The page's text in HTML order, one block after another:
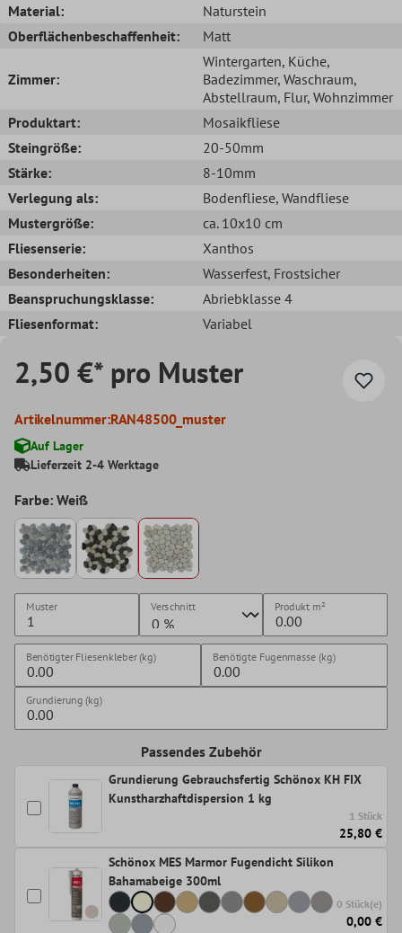
Material:
Naturstein
Oberflächenbeschaffenheit:
Matt
Zimmer:
Wintergarten, Küche,
Badezimmer, Waschraum,
Abstellraum, Flur, Wohnzimmer
Produktart:
Mosaikfliese
Steingröße:
20-50mm
Stärke:
8-10mm
Verlegung als:
Bodenfliese, Wandfliese
Mustergröße:
ca. 10x10 cm
Fliesenserie:
Xanthos
Besonderheiten:
Wasserfest, Frostsicher
Beanspruchungsklasse:
Abriebklasse 4
Fliesenformat:
Variabel
2,50 €* pro Muster
Artikelnummer:RAN48500_muster
Auf Lager
Lieferzeit 2-4 Werktage
Farbe: Weiß
Muster Verschnitt Produkt m²
Benötigter Fliesenkleber (kg) Benötigte Fugenmasse (kg)
Grundierung (kg)
Passendes Zubehör
Grundierung Gebrauchsfertig Schönox KH FIX
Kunstharzhaftdispersion 1 kg
1 Stück
25,80 €
Schönox MES Marmor Fugendicht Silikon
Bahamabeige 300ml
0 Stück(e)
0,00 €